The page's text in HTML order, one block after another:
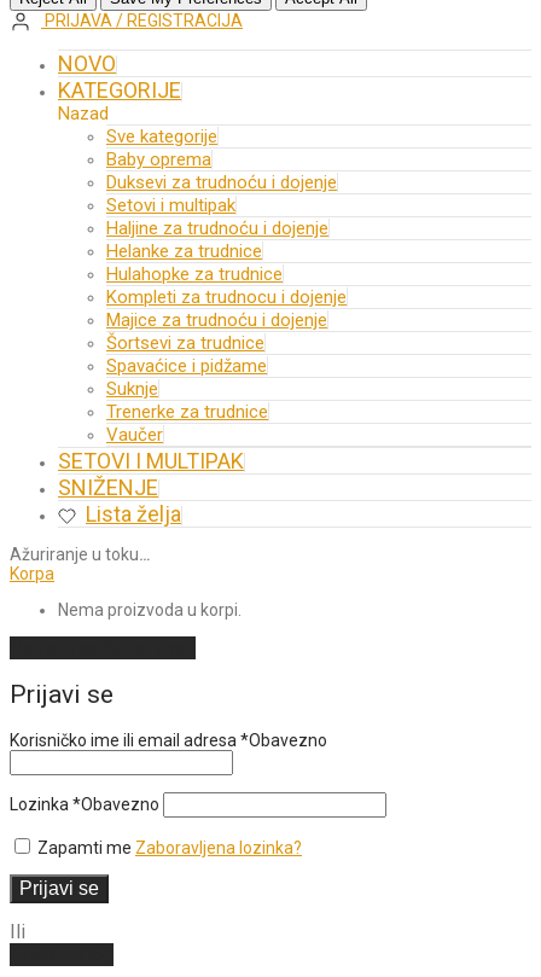
PRIJAVA / REGISTRACIJA
NOVO
KATEGORIJE
Nazad
Sve kategorije
Baby oprema
Duksevi za trudnoću i dojenje
Setovi i multipak
Haljine za trudnoću i dojenje
Helanke za trudnice
Hulahopke za trudnice
Kompleti za trudnocu i dojenje
Majice za trudnoću i dojenje
Šortsevi za trudnice
Spavaćice i pidžame
Suknje
Trenerke za trudnice
Vaučer
SETOVI I MULTIPAK
SNIŽENJE
Lista želja
Ažuriranje u toku…
Korpa
Nema proizvoda u korpi.
Prijavi se
Korisničko ime ili email adresa *Obavezno
Lozinka *Obavezno
Zapamti me Zaboravljena lozinka?
Prijavi se
Ili